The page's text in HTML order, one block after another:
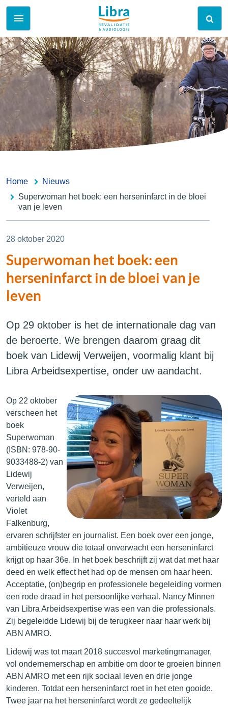
Home
Nieuws
Superwoman het boek: een herseninfarct in de bloei
van je leven
28 oktober 2020
Superwoman het boek: een
herseninfarct in de bloei van je
leven
Op 29 oktober is het de internationale dag van
de beroerte. We brengen daarom graag dit
boek van Lidewij Verweijen, voormalig klant bij
Libra Arbeidsexpertise, onder uw aandacht.
Op 22 oktober
verscheen het
boek
Superwoman
(ISBN: 978-90-
9033488-2) van
Lidewij
Verweijen,
verteld aan
Violet
Falkenburg,
ervaren schrijfster en journalist. Een boek over een jonge,
ambitieuze vrouw die totaal onverwacht een herseninfarct
krijgt op haar 36e. In het boek beschrijft zij wat dat met haar
deed en welk effect het had op de mensen om haar heen.
Acceptatie, (on)begrip en professionele begeleiding vormen
een rode draad in het persoonlijke verhaal. Nancy Minnen
van Libra Arbeidsexpertise was een van die professionals.
Zij begeleidde Lidewij bij de terugkeer naar haar werk bij
ABN AMRO.
Lidewij was tot maart 2018 succesvol marketingmanager,
vol ondernemerschap en ambitie om door te groeien binnen
ABN AMRO met een rijk sociaal leven en drie jonge
kinderen. Totdat een herseninfarct roet in het eten gooide.
Twee jaar na het herseninfarct wordt ze gedeeltelijk